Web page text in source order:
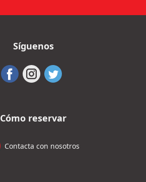
Síguenos
Cómo reservar
Contacta con nosotros